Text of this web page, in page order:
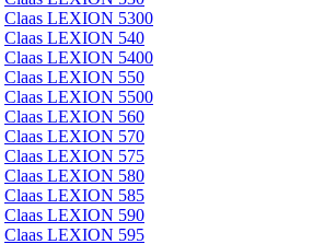
Claas LEXION 5300
Claas LEXION 540
Claas LEXION 5400
Claas LEXION 550
Claas LEXION 5500
Claas LEXION 560
Claas LEXION 570
Claas LEXION 575
Claas LEXION 580
Claas LEXION 585
Claas LEXION 590
Claas LEXION 595